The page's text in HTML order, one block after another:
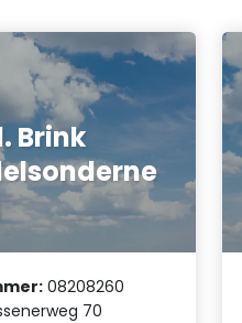
Brink
08208260
70